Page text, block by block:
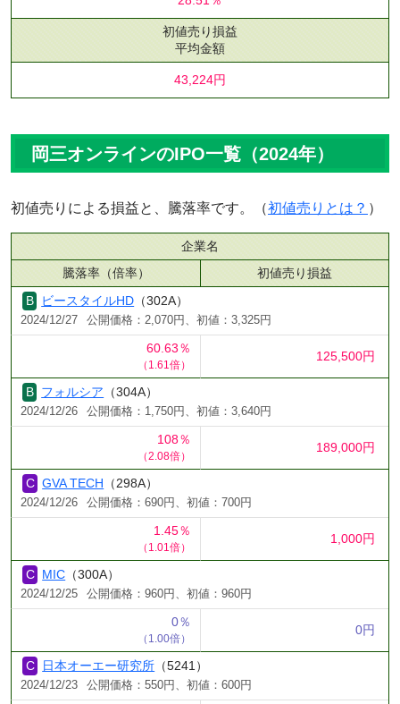
初値売り損益
平均金額
43,224円
岡三オンラインのIPO一覧（2024年）
初値売りによる損益と、騰落率です。（初値売りとは？ ）
企業名
騰落率（倍率）
初値売り損益
ビースタイルHD （302A）
2024/12/27 公開価格：2,070円、初値：3,325円
60.63％
（1.61倍）
125,500円
フォルシア （304A）
2024/12/26 公開価格：1,750円、初値：3,640円
108％
（2.08倍）
189,000円
GVA TECH （298A）
2024/12/26 公開価格：690円、初値：700円
1.45％
（1.01倍）
1,000円
MIC （300A）
2024/12/25 公開価格：960円、初値：960円
0％
（1.00倍）
0円
日本オーエー研究所 （5241）
2024/12/23 公開価格：550円、初値：600円